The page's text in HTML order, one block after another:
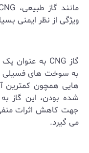
مانند گاز طبیعی،
ویژگی از نظر ایمنی
گاز CNG به عنوان
به سوخت‌ های فسیلی
‌هایی همچون کمترین
‌شده بودن، این گاز
جهت کاهش اثرات
می ‌گیرد.